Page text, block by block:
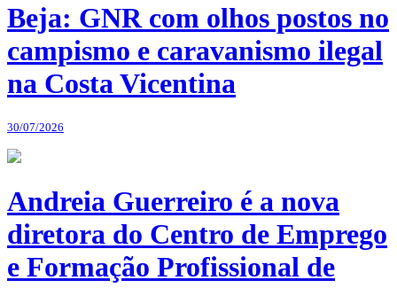
Beja: GNR com olhos postos no
campismo e caravanismo ilegal
na Costa Vicentina
30/07/2026
Andreia Guerreiro é a nova
diretora do Centro de Emprego
e Formação Profissional de